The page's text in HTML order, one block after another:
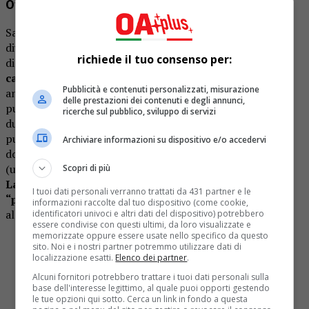
Otto puntate: ecco le prime esibizioni
Saranno
otto puntateall’insegna della musica, del
divertimento e delle emozioni, per uno show entrato di
diritto nella storia della televisione italiana, da sempre
campione d’ascolti
anche quest’anno avranno grande importanza perché il
pubblico da casa potrà interagire con il programma e
dunque
puntata sono state assegnate le seguenti imitazioni ai
dodici concorrenti scelti tra cui spiccano i nomi di
(un gran ritorno sulle scene ndr.),
Lamborghini e Pamela Prati
per essere stati
“protagonisti” di singolari vicende personalianche
all’interno del GFVip a cui hanno partecipato.
In attesa di conoscerli meglio i nostri
protagonisti vi danno appuntamento a domani! 🤗
Avete già scelto il vostro preferito? 💥
pic.twitter.com/5NhRfc9VQz
richiede il tuo consenso per:
Pubblicità e contenuti personalizzati, misurazione
delle prestazioni dei contenuti e degli annunci,
ricerche sul pubblico, sviluppo di servizi
Archiviare informazioni su dispositivo e/o accedervi
Scopri di più
I tuoi dati personali verranno trattati da 431 partner e le
informazioni raccolte dal tuo dispositivo (come cookie,
identificatori univoci e altri dati del dispositivo) potrebbero
essere condivise con questi ultimi, da loro visualizzate e
memorizzate oppure essere usate nello specifico da questo
sito. Noi e i nostri partner potremmo utilizzare dati di
localizzazione esatti. Elenco dei partner.
Alcuni fornitori potrebbero trattare i tuoi dati personali sulla
base dell'interesse legittimo, al quale puoi opporti gestendo
le tue opzioni qui sotto. Cerca un link in fondo a questa